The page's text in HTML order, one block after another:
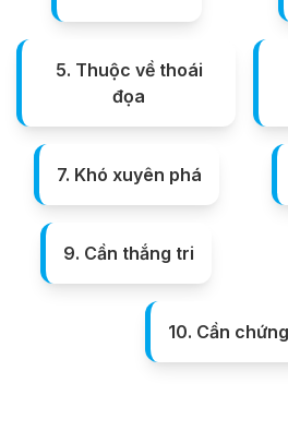
5. Thuộc về thoái
đọa
7. Khó xuyên phá
9. Cần thắng tri
10. Cần